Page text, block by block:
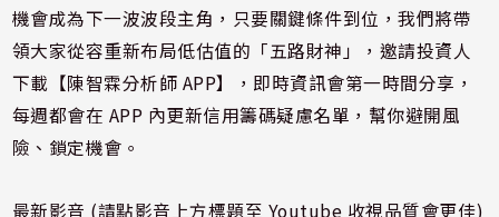
機會成為下一波波段主角，只要關鍵條件到位，我們將帶
領大家從容重新布局低估值的「五路財神」，邀請投資人
下載【陳智霖分析師 APP】，即時資訊會第一時間分享，
每週都會在 APP 內更新信用籌碼疑慮名單，幫你避開風
險、鎖定機會。
最新影音 (請點影音上方標題至 Youtube 收視品質會更佳)